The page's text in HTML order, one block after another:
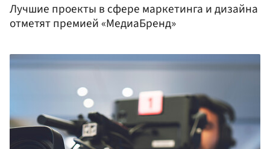
Лучшие проекты в сфере маркетинга и дизайна
отметят премией «МедиаБренд»